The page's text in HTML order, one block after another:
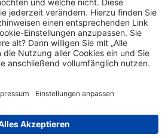
packen und Glück schenken!